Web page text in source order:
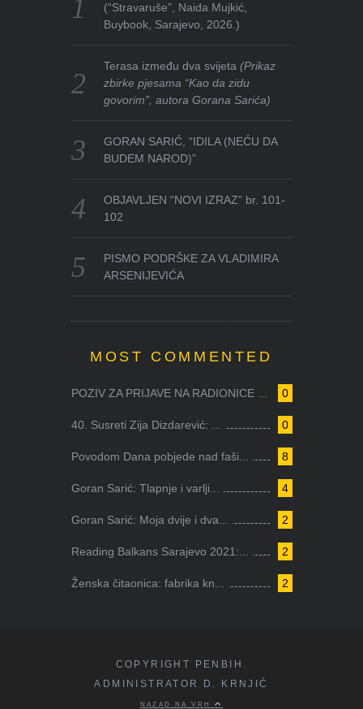
(“Stravaruše”, Naida Mujkić,
Buybook, Sarajevo, 2026.)
Terasa između dva svijeta(Prikaz
zbirke pjesama “Kao da zidu
govorim”, autora Gorana Sarića)
GORAN SARIĆ, “IDILA (NEĆU DA
BUDEM NAROD)”
OBJAVLJEN “NOVI IZRAZ” br. 101-
102
PISMO PODRŠKE ZA VLADIMIRA
ARSENIJEVIĆA
MOST COMMENTED
0
POZIV ZA PRIJAVE NA RADIONICE ...
0
40. Susreti Zija Dizdarević: ...
8
Povodom Dana pobjede nad faši...
4
Goran Sarić: Tlapnje i varlji...
2
Goran Sarić: Moja dvije i dva...
2
Reading Balkans Sarajevo 2021:...
2
Ženska čitaonica: fabrika kn...
COPYRIGHT PENBIH.
ADMINISTRATOR D. KRNJIĆ
NAZAD NA VRH